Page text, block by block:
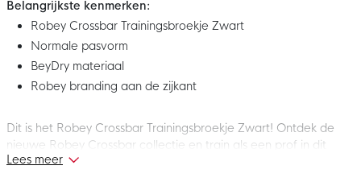
Belangrijkste kenmerken:
Robey Crossbar Trainingsbroekje Zwart
Normale pasvorm
BeyDry materiaal
Robey branding aan de zijkant
Dit is het Robey Crossbar Trainingsbroekje Zwart! Ontdek de
nieuwe Robey Crossbar collectie en train als een prof in dit
trainingsbroekje.
Lees meer